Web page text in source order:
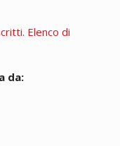
Elenco di
da: